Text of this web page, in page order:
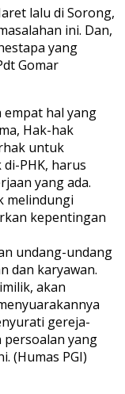
lalu di Sorong,
ini. Dan,
yang
Gomar
empat hal yang
Hak-hak
untuk
PHK, harus
yang ada.
melindungi
kepentingan
undang-undang
dan karyawan.
akan
gereja-
persoalan yang
(Humas PGI)